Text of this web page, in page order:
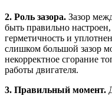
2. Роль зазора. Зазор
быть правильно
герметичность и
слишком большой зазор
некорректное сгорание
работы двигателя.
3. Правильный момент.